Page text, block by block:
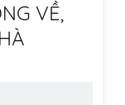
VỀ,